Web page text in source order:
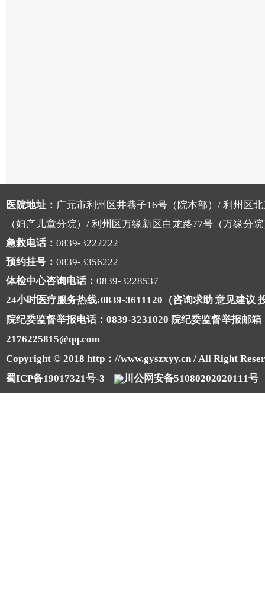
医院地址： 广元市利州区井巷子16号（院本部）/ 利州区
（妇产儿童分院）/ 利州区万缘新区白龙路77号（万缘分
急救电话： 0839-3222222
预约挂号： 0839-3356222
体检中心咨询电话： 0839-3228537
24小时医疗服务热线:0839-3611120（咨询求助 意见建议
院纪委监督举报电话：0839-3231020 院纪委监督举报邮箱
2176225815@qq.com
Copyright © 2018 http：//www.gyszxyy.cn / All Right
蜀ICP备19017321号-3
川公网安备51080202020111号